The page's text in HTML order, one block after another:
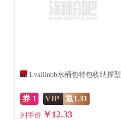
Lvallinbb水桶包特包收纳撑型
券 1 VIP 返1.31
到手价 ￥12.33